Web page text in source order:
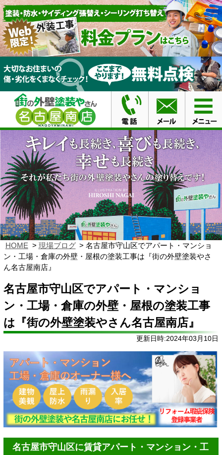
HOME 現場ブログ
名古屋市守山区でアパート・マンショ
ン・工場・倉庫の外壁・屋根の塗装工事は『街の外壁塗装やさ
ん名古屋南店』
名古屋市守山区でアパート・マンショ
ン・工場・倉庫の外壁・屋根の塗装工事
は『街の外壁塗装やさん名古屋南店』
更新日時:2024年03月10日
名古屋市守山区に賃貸アパート・マンション・工